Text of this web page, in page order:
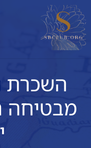
השכרת
מבטיחה